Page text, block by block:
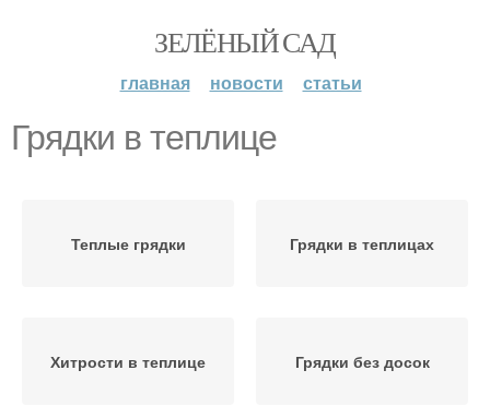
ЗЕЛЁНЫЙ САД
главная новости статьи
Грядки в теплице
Теплые грядки Грядки в теплицах
Хитрости в теплице Грядки без досок